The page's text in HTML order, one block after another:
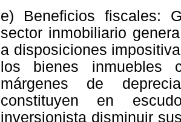
e) Beneficios fiscales:
sector inmobiliario
a disposiciones
los bienes inmuebles
márgenes de
constituyen en
inversionista disminuir